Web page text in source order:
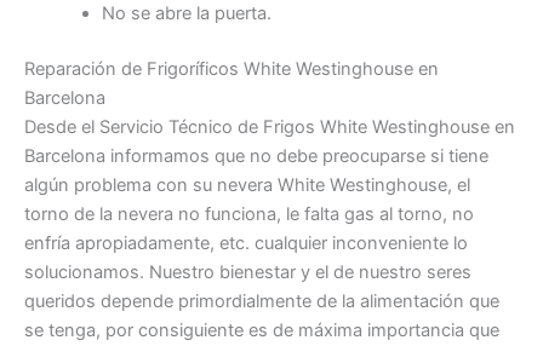
No se abre la puerta.
Reparación de Frigoríficos White Westinghouse en
Barcelona
Desde el Servicio Técnico de Frigos White Westinghouse en
Barcelona informamos que no debe preocuparse si tiene
algún problema con su nevera White Westinghouse, el
torno de la nevera no funciona, le falta gas al torno, no
enfría apropiadamente, etc. cualquier inconveniente lo
solucionamos. Nuestro bienestar y el de nuestro seres
queridos depende primordialmente de la alimentación que
se tenga, por consiguiente es de máxima importancia que